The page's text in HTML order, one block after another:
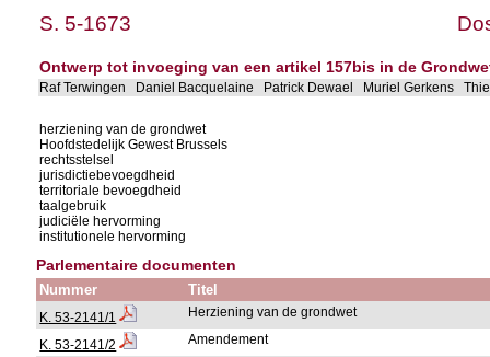
S. 5-1673
Ontwerp tot invoeging van een artikel 157bis in de
Raf Terwingen Daniel Bacquelaine Patrick Dewael Muriel Gerkens
herziening van de grondwet
Hoofdstedelijk Gewest Brussels
rechtsstelsel
jurisdictiebevoegdheid
territoriale bevoegdheid
taalgebruik
judiciële hervorming
institutionele hervorming
Parlementaire documenten
Nummer Titel
K. 53-2141/1 Herziening van de grondwet
K. 53-2141/2 Amendement